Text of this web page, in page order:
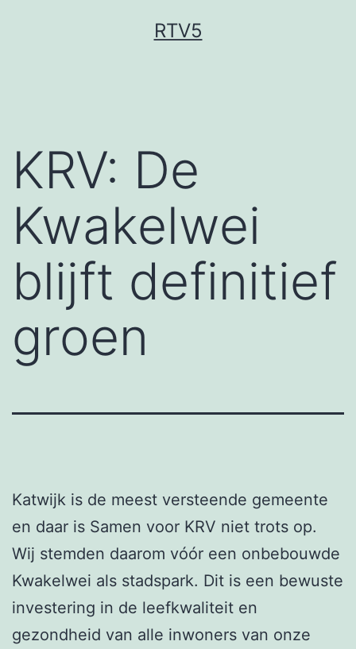
RTV5
KRV: De
Kwakelwei
blijft definitief
groen
Katwijk is de meest versteende gemeente
en daar is Samen voor KRV niet trots op.
Wij stemden daarom vóór een onbebouwde
Kwakelwei als stadspark. Dit is een bewuste
investering in de leefkwaliteit en
gezondheid van alle inwoners van onze